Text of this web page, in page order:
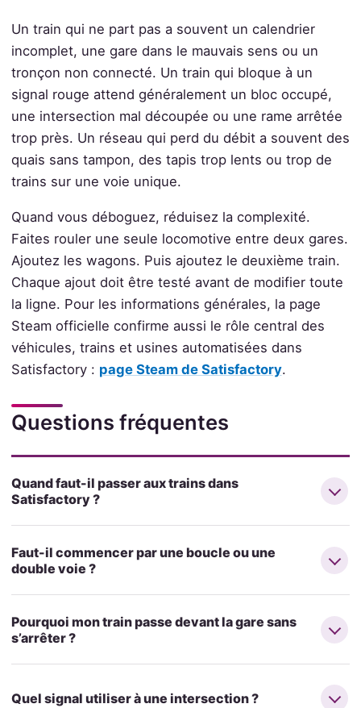
Un train qui ne part pas a souvent un calendrier
incomplet, une gare dans le mauvais sens ou un
tronçon non connecté. Un train qui bloque à un
signal rouge attend généralement un bloc occupé,
une intersection mal découpée ou une rame arrêtée
trop près. Un réseau qui perd du débit a souvent des
quais sans tampon, des tapis trop lents ou trop de
trains sur une voie unique.
Quand vous déboguez, réduisez la complexité.
Faites rouler une seule locomotive entre deux gares.
Ajoutez les wagons. Puis ajoutez le deuxième train.
Chaque ajout doit être testé avant de modifier toute
la ligne. Pour les informations générales, la page
Steam officielle confirme aussi le rôle central des
véhicules, trains et usines automatisées dans
Satisfactory : page Steam de Satisfactory.
Questions fréquentes
Quand faut-il passer aux trains dans
Satisfactory ?
Faut-il commencer par une boucle ou une
double voie ?
Pourquoi mon train passe devant la gare sans
s’arrêter ?
Quel signal utiliser à une intersection ?